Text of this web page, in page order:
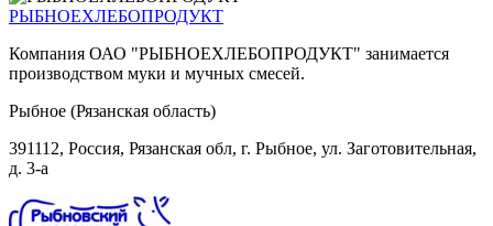
РЫБНОЕХЛЕБОПРОДУКТ
Компания ОАО "РЫБНОЕХЛЕБОПРОДУКТ" занимается
производством муки и мучных смесей.
Рыбное (Рязанская область)
391112, Россия, Рязанская обл, г. Рыбное, ул. Заготовительная,
д. 3-а